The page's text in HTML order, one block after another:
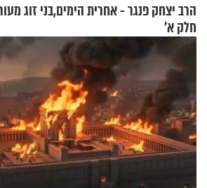
הרב יצחק פנגר - אחרית הימים,
חלק א’
בני זוג